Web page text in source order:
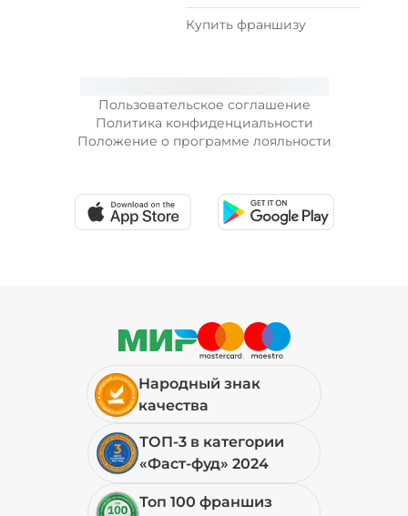
Пользовательское соглашение
Политика конфиденциальности
Положение о программе лояльности
Купить франшизу
Народный знак
качества
ТОП-3 в категории
«Фаст-фуд» 2024
Топ 100 франшиз